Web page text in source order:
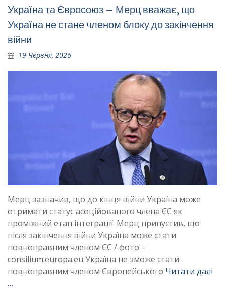
Україна та Євросоюз – Мерц вважає, що
Україна не стане членом блоку до закінчення
війни
19 Червня, 2026
Мерц зазначив, що до кінця війни Україна може
отримати статус асоційованого члена ЄС як
проміжний етап інтеграції. Мерц припустив, що
після закінчення війни Україна може стати
повноправним членом ЄС / фото –
consilium.europa.eu Україна не зможе стати
повноправним членом Європейського Читати далі
…